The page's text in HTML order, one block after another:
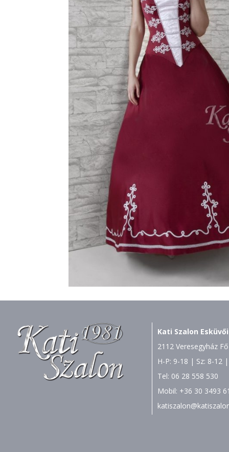
Kati Szalon
2112 Veresegyház
H-P: 9-18 | Sz: 8-12 |
Tel: 06 28 558 530
Mobil: +36 30 3493